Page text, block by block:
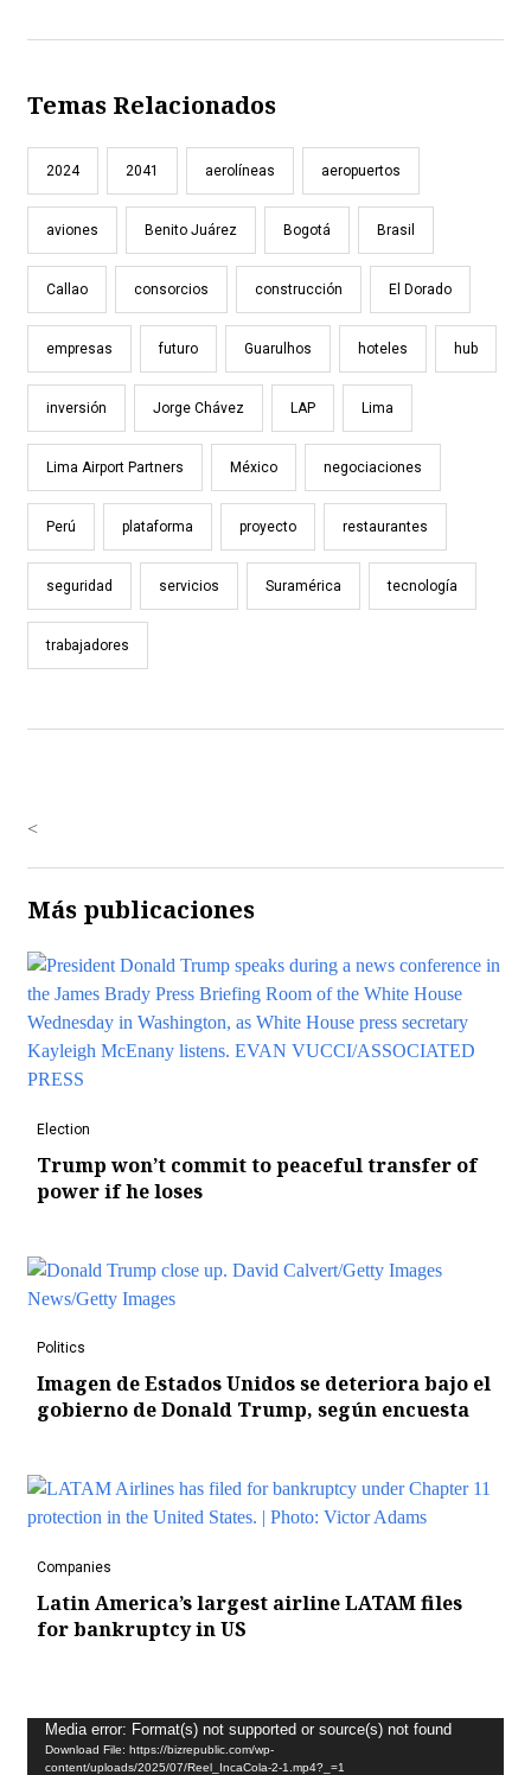
Temas Relacionados
2024 2041 aerolíneas aeropuertos
aviones Benito Juárez Bogotá Brasil
Callao consorcios construcción El Dorado
empresas futuro Guarulhos hoteles hub
inversión Jorge Chávez LAP Lima
Lima Airport Partners México negociaciones
Perú plataforma proyecto restaurantes
seguridad servicios Suramérica tecnología
trabajadores
<
Más publicaciones
Election
Trump won’t commit to peaceful transfer of
power if he loses
Politics
Imagen de Estados Unidos se deteriora bajo el
gobierno de Donald Trump, según encuesta
Companies
Latin America’s largest airline LATAM files
for bankruptcy in US
Video
Player
Media error: Format(s) not supported or source(s) not found
Download File: https://bizrepublic.com/wp-
content/uploads/2025/07/Reel_IncaCola-2-1.mp4?_=1